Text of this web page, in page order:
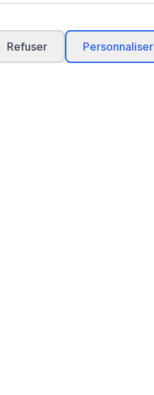
Refuser Personnaliser